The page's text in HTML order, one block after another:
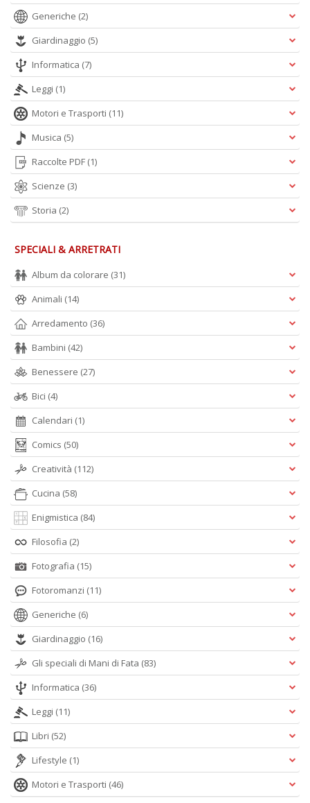
Generiche (2)
Giardinaggio (5)
Informatica (7)
Leggi (1)
Motori e Trasporti (11)
Musica (5)
Raccolte PDF (1)
Scienze (3)
Storia (2)
SPECIALI & ARRETRATI
Album da colorare (31)
Animali (14)
Arredamento (36)
Bambini (42)
Benessere (27)
Bici (4)
Calendari (1)
Comics (50)
Creatività (112)
Cucina (58)
Enigmistica (84)
Filosofia (2)
Fotografia (15)
Fotoromanzi (11)
Generiche (6)
Giardinaggio (16)
Gli speciali di Mani di Fata (83)
Informatica (36)
Leggi (11)
Libri (52)
Lifestyle (1)
Motori e Trasporti (46)